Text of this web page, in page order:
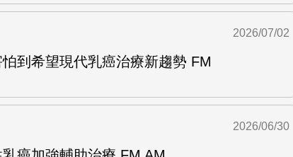
到希望現代乳癌治療新趨勢 FM
2026/07/02
2026/06/30